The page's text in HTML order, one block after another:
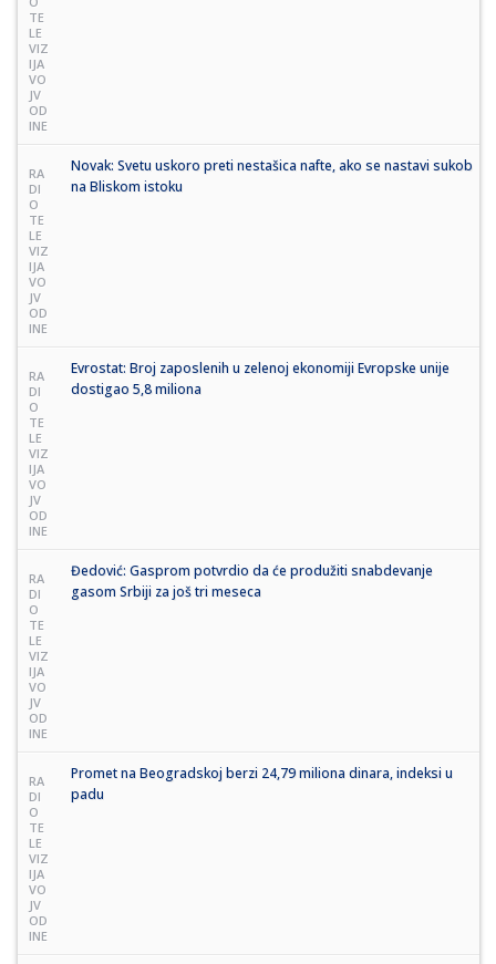
TE
LE
VIZ
IJA
VO
JV
OD
INE
RA
DI
O
TE
LE
VIZ
IJA
VO
JV
OD
INE
Novak: Svetu uskoro preti nestašica nafte, ako se nastavi sukob
na Bliskom istoku
RA
DI
O
TE
LE
VIZ
IJA
VO
JV
OD
INE
Evrostat: Broj zaposlenih u zelenoj ekonomiji Evropske unije
dostigao 5,8 miliona
RA
DI
O
TE
LE
VIZ
IJA
VO
JV
OD
INE
Đedović: Gasprom potvrdio da će produžiti snabdevanje
gasom Srbiji za još tri meseca
RA
DI
O
TE
LE
VIZ
IJA
VO
JV
OD
INE
Promet na Beogradskoj berzi 24,79 miliona dinara, indeksi u
padu